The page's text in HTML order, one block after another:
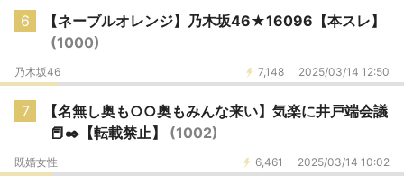
6
【ネーブルオレンジ】乃木坂46★16096【本スレ】
(1000)
7,148 2025/03/14 12:50
乃木坂46
7
【名無し奥も○○奥もみんな来い】気楽に井戸端会議
📕✒️【転載禁止】 (1002)
6,461 2025/03/14 10:02
既婚女性